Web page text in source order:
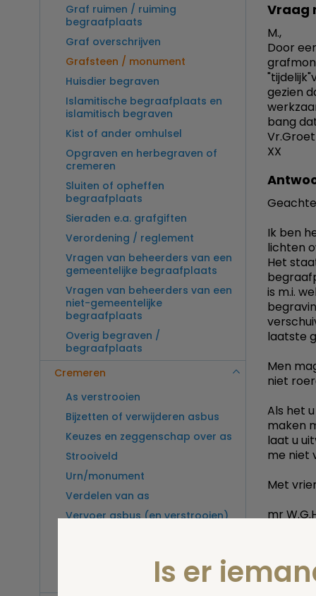
Graf ruimen / ruiming
begraafplaats
Graf overschrijven
Grafsteen / monument
Huisdier begraven
Islamitische begraafplaats en
islamitisch begraven
Kist of ander omhulsel
Opgraven en herbegraven of
cremeren
Sluiten of opheffen
begraafplaats
Sieraden e.a. grafgiften
Verordening / reglement
Vragen van beheerders van een
gemeentelijke begraafplaats
Vragen van beheerders van een
niet-gemeentelijke
begraafplaats
Overig begraven /
begraafplaats
Cremeren
As verstrooien
Bijzetten of verwijderen asbus
Keuzes en zeggenschap over as
Strooiveld
Urn/monument
Verdelen van as
Vervoer asbus (en verstrooien)
Vraag
M.,
Door
gezien
bang
Vr.Groet
XX
Ik ben
lichten
Het
is m.i.
laatste
Men
niet
Als het
maken
laat u
me niet
Met
mr
Is er